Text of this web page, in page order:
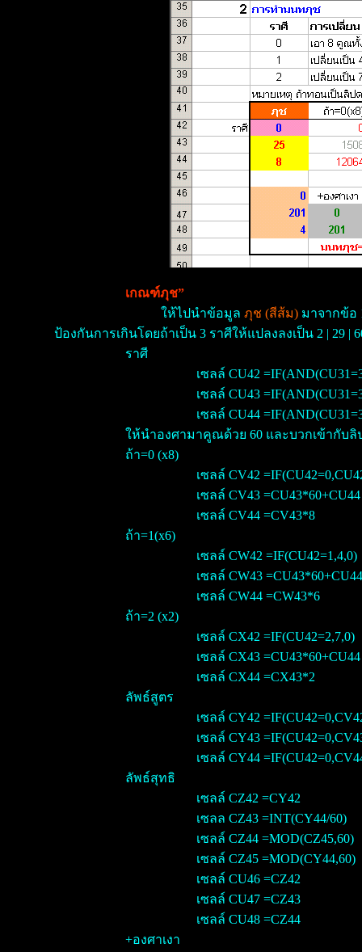
เกณฑ์ภุช”
ให้ไปนำข้อมูล ภุช (สีส้ม)มาจากข้อ
ป้องกันการเกินโดยถ้าเป็น 3 ราศีให้แปลงลงเป็น 2 | 29 |
ราศี
เซลล์ CU42
เซลล์ CU43
เซลล์ CU44
ให้นำองศามาคูณด้วย 60 และบวกเข้ากับ
ถ้า=0 (x8)
เซลล์ CV42
เซลล์ CV43 =CU43*60+CU44
เซลล์ CV44 =CV43*8
ถ้า=1(x6)
เซลล์ CW42 =IF(CU42=1,4,0)
เซลล์ CW43 =CU43*60+CU44
เซลล์ CW44 =CW43*6
ถ้า=2 (x2)
เซลล์ CX42 =IF(CU42=2,7,0)
เซลล์ CX43 =CU43*60+CU44
เซลล์ CX44 =CX43*2
ลัพธ์สูตร
เซลล์ CY42
เซลล์ CY43
เซลล์ CY44
ลัพธ์สุทธิ
เซลล์ CZ42 =CY42
เซลล CZ43 =INT(CY44/60)
เซลล์ CZ44 =MOD(CZ45,60)
เซลล์ CZ45 =MOD(CY44,60)
เซลล์ CU46 =CZ42
เซลล์ CU47 =CZ43
เซลล์ CU48 =CZ44
+องศาเงา